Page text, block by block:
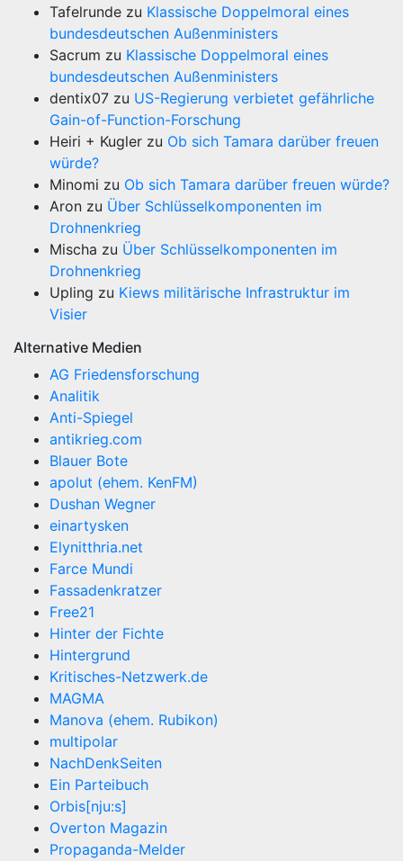
Tafelrunde zu Klassische Doppelmoral eines
bundesdeutschen Außenministers
Sacrum zu Klassische Doppelmoral eines
bundesdeutschen Außenministers
dentix07 zu US-Regierung verbietet gefährliche
Gain-of-Function-Forschung
Heiri + Kugler zu Ob sich Tamara darüber freuen
würde?
Minomi zu Ob sich Tamara darüber freuen würde?
Aron zu Über Schlüsselkomponenten im
Drohnenkrieg
Mischa zu Über Schlüsselkomponenten im
Drohnenkrieg
Upling zu Kiews militärische Infrastruktur im
Visier
Alternative Medien
AG Friedensforschung
Analitik
Anti-Spiegel
antikrieg.com
Blauer Bote
apolut (ehem. KenFM)
Dushan Wegner
einartysken
Elynitthria.net
Farce Mundi
Fassadenkratzer
Free21
Hinter der Fichte
Hintergrund
Kritisches-Netzwerk.de
MAGMA
Manova (ehem. Rubikon)
multipolar
NachDenkSeiten
Ein Parteibuch
Orbis[nju:s]
Overton Magazin
Propaganda-Melder